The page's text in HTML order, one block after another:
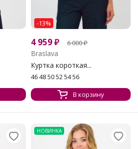
-13%
4 959₽ 6 000₽
Braslava
Куртка короткая...
46 48 50 52 54 56
В корзину
НОВИНКА